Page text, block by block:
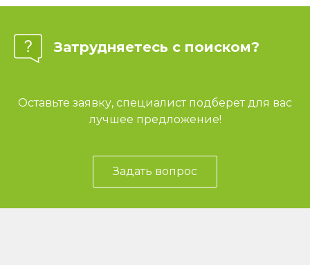
Затрудняетесь с поиском?
Оставьте заявку, специалист подберет для вас
лучшее предложение!
Задать вопрос